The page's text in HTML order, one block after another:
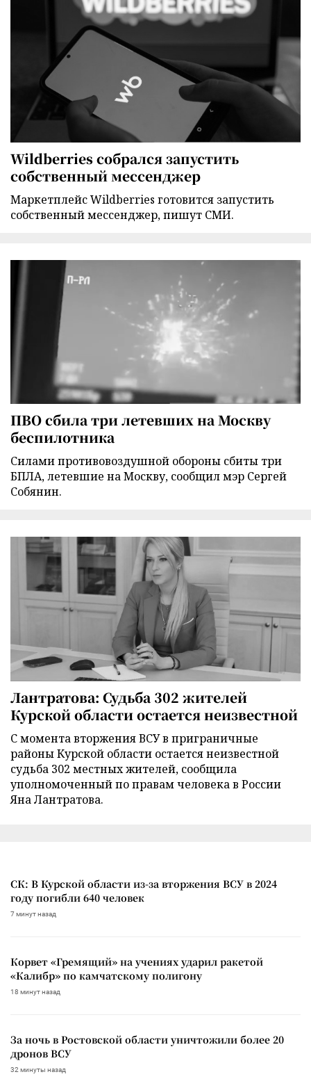
Wildberries собрался запустить
собственный мессенджер
Маркетплейс Wildberries готовится запустить
собственный мессенджер, пишут СМИ.
ПВО сбила три летевших на Москву
беспилотника
Силами противовоздушной обороны сбиты три
БПЛА, летевшие на Москву, сообщил мэр Сергей
Собянин.
Лантратова: Судьба 302 жителей
Курской области остается неизвестной
С момента вторжения ВСУ в приграничные
районы Курской области остается неизвестной
судьба 302 местных жителей, сообщила
уполномоченный по правам человека в России
Яна Лантратова.
СК: В Курской области из-за вторжения ВСУ в 2024
году погибли 640 человек
7 минут назад
Корвет «Гремящий» на учениях ударил ракетой
«Калибр» по камчатскому полигону
18 минут назад
За ночь в Ростовской области уничтожили более 20
дронов ВСУ
32 минуты назад